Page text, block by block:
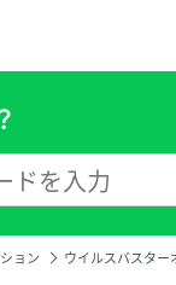
ョン ウイルスバスター